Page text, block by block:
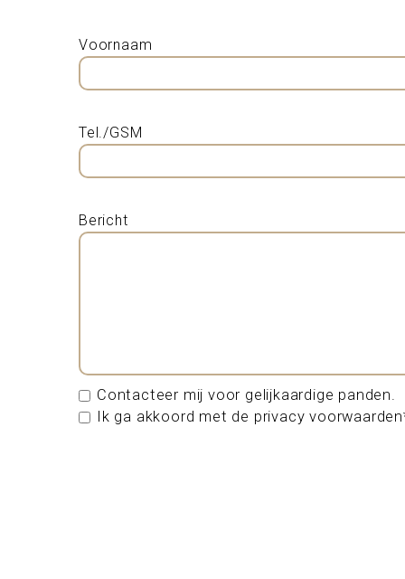
Voornaam
Tel./GSM
Bericht
Contacteer mij voor gelijkaardige panden.
Ik ga akkoord met de privacy